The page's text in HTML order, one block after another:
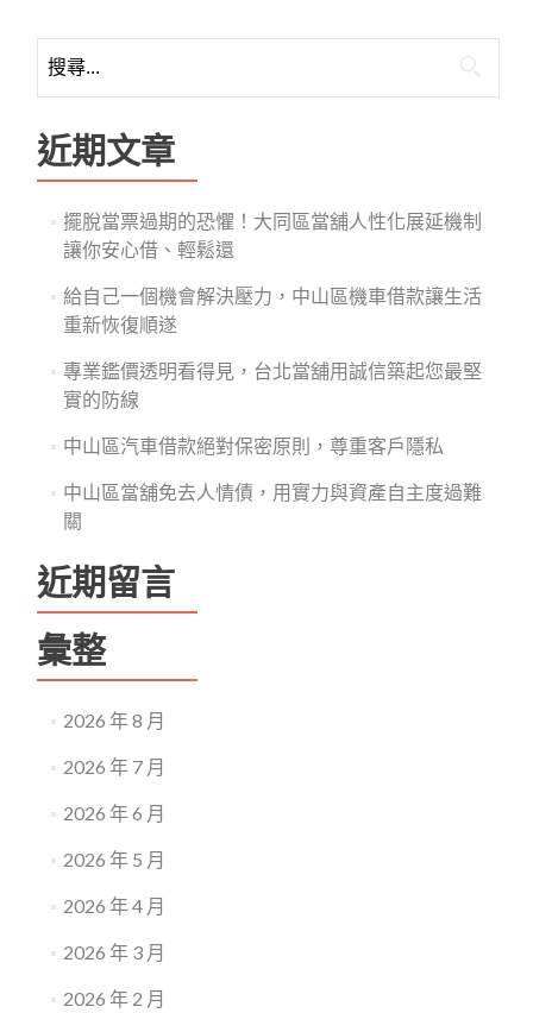
尋
鍵
字:
近期文章
擺脫當票過期的恐懼！大同區當舖人性化展延機制
讓你安心借、輕鬆還
給自己一個機會解決壓力，中山區機車借款讓生活
重新恢復順遂
專業鑑價透明看得見，台北當舖用誠信築起您最堅
實的防線
中山區汽車借款絕對保密原則，尊重客戶隱私
中山區當舖免去人情債，用實力與資產自主度過難
關
近期留言
彙整
2026 年 8 月
2026 年 7 月
2026 年 6 月
2026 年 5 月
2026 年 4 月
2026 年 3 月
2026 年 2 月